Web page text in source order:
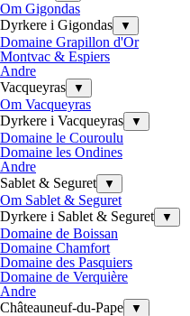
Om Gigondas
Dyrkere i Gigondas
▼
Domaine Grapillon d'Or
Montvac & Espiers
Andre
Vacqueyras
▼
Om Vacqueyras
Dyrkere i Vacqueyras
▼
Domaine le Couroulu
Domaine les Ondines
Andre
Sablet & Seguret
▼
Om Sablet & Seguret
Dyrkere i Sablet & Seguret
▼
Domaine de Boissan
Domaine Chamfort
Domaine des Pasquiers
Domaine de Verquière
Andre
Châteauneuf-du-Pape
▼